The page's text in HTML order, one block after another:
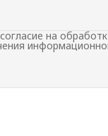
на